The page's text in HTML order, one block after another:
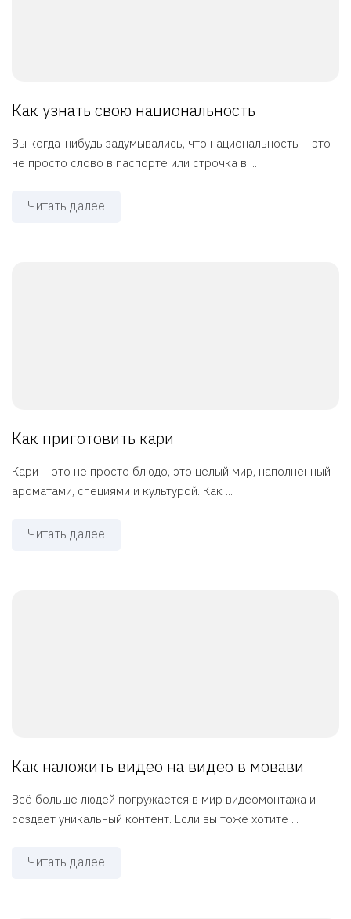
Как узнать свою национальность
Вы когда-нибудь задумывались, что национальность – это
не просто слово в паспорте или строчка в ...
Читать далее
Как приготовить кари
Кари – это не просто блюдо, это целый мир, наполненный
ароматами, специями и культурой. Как ...
Читать далее
Как наложить видео на видео в мовави
Всё больше людей погружается в мир видеомонтажа и
создаёт уникальный контент. Если вы тоже хотите ...
Читать далее